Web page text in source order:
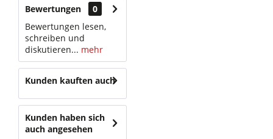
Bewertungen
0
Bewertungen lesen,
schreiben und
diskutieren... mehr
Kunden kauften auch
Kunden haben sich
auch angesehen